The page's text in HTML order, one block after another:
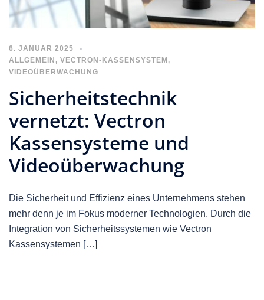
6. JANUAR 2025
ALLGEMEIN , VECTRON-KASSENSYSTEM ,
VIDEOÜBERWACHUNG
Sicherheitstechnik
vernetzt: Vectron
Kassensysteme und
Videoüberwachung
Die Sicherheit und Effizienz eines Unternehmens stehen
mehr denn je im Fokus moderner Technologien. Durch die
Integration von Sicherheitssystemen wie Vectron
Kassensystemen […]